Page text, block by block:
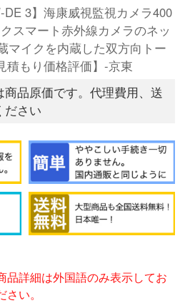
DE 3】海康威視監視カメラ400
スマート赤外線カメラのネッ
マイクを内蔵した双方向トー
積もり価格評価】-京東
品原価です。代理費用、送
ださい
品詳細は外国語のみ表示してお
い。